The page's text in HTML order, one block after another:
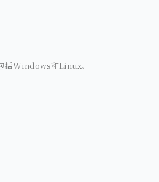
括Windows和Linux。